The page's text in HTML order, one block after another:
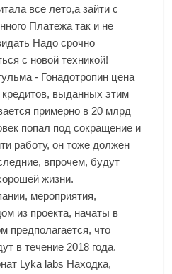
все лето,а зайти с
Платежа так и не
Надо срочно
с новой техникой!
- Гонадотропин цена
выданных этим
примерно в 20 млрд
попал под сокращение и
работу, он тоже должен
впрочем, будут
жизни.
мероприятия,
из проекта, начаты в
предполагается, что
в течение 2018 года.
Lyka labs Находка,